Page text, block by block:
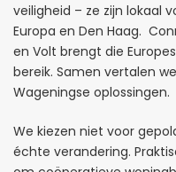
veiligheid – ze zijn lokaal
Europa en Den Haag.
en Volt brengt die
bereik. Samen vertalen
Wageningse oplossingen.
We kiezen niet voor
échte verandering.